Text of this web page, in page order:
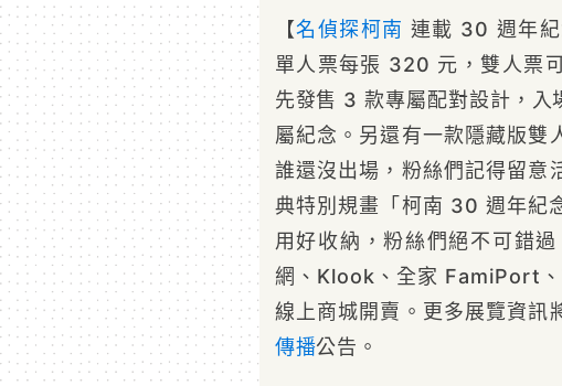
【名偵探柯南 連載 30 週年
單人票每張 320 元，雙人票
先發售 3 款專屬配對設計，入
屬紀念。另還有一款隱藏版雙
誰還沒出場，粉絲們記得留意
典特別規畫「柯南 30 週年紀
用好收納，粉絲們絕不可錯
網、Klook、全家 FamiPort
線上商城開賣。更多展覽資訊
傳播公告。